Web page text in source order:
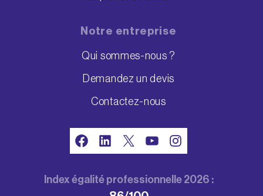
Notre entreprise
Qui sommes-nous ?
Demandez un devis
Contactez-nous
FacebookLinkedIn YouTubeInstagram
Index égalité professionnelle 2026 :